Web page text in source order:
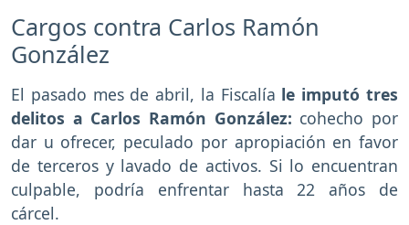
Cargos contra Carlos Ramón
González
El pasado mes de abril, la Fiscalía le imputó tres
delitos a Carlos Ramón González: cohecho por
dar u ofrecer, peculado por apropiación en favor
de terceros y lavado de activos. Si lo encuentran
culpable, podría enfrentar hasta 22 años de
cárcel.